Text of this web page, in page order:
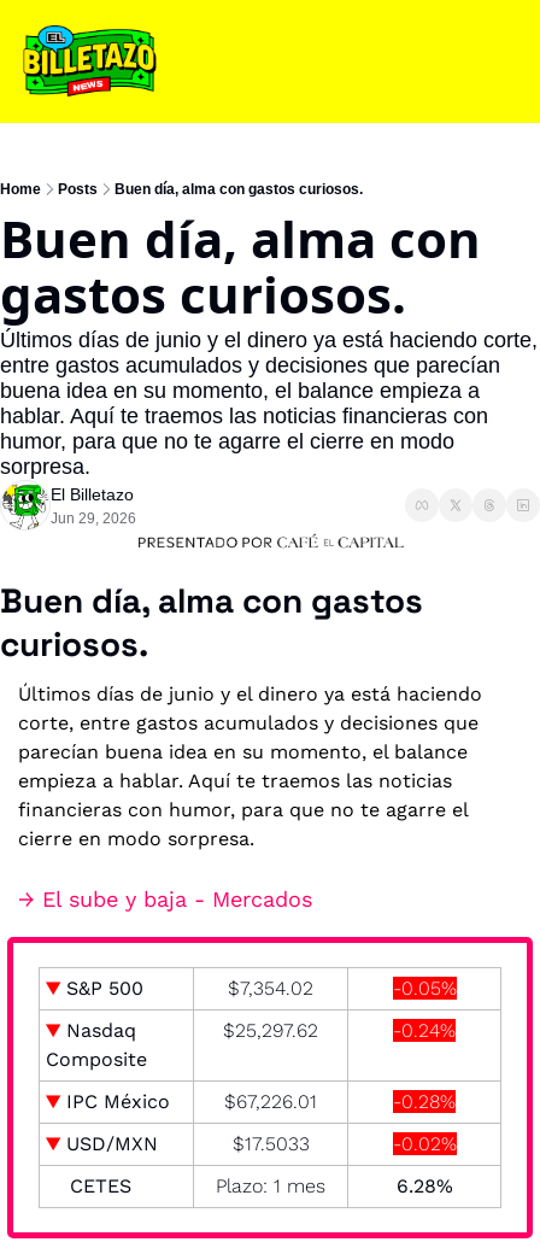
Home Posts Buen día, alma con gastos curiosos.
Buen día, alma con
gastos curiosos.
Últimos días de junio y el dinero ya está haciendo corte,
entre gastos acumulados y decisiones que parecían
buena idea en su momento, el balance empieza a
hablar. Aquí te traemos las noticias financieras con
humor, para que no te agarre el cierre en modo
sorpresa.
El Billetazo
Jun 29, 2026
Buen día, alma con gastos
curiosos.
Últimos días de junio y el dinero ya está haciendo
corte, entre gastos acumulados y decisiones que
parecían buena idea en su momento, el balance
empieza a hablar. Aquí te traemos las noticias
financieras con humor, para que no te agarre el
cierre en modo sorpresa.
→ El sube y baja - Mercados
▼ S&P 500 $7,354.02
-0.05%
▼ Nasdaq
Composite
$25,297.62 -0.24%
▼ IPC México $67,226.01
-0.28%
▼ USD/MXN $17.5033
-0.02%
CETES
Plazo: 1 mes 6.28%